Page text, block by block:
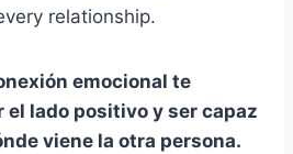
relationship.
emocional te
lado positivo y ser capaz
viene la otra persona.